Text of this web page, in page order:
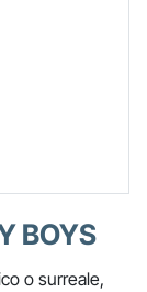
BOYS
o surreale,